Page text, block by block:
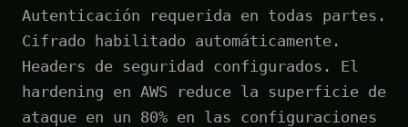
Autenticación requerida en todas partes.
Cifrado habilitado automáticamente.
Headers de seguridad configurados. El
hardening en AWS reduce la superficie de
ataque en un 80% en las configuraciones